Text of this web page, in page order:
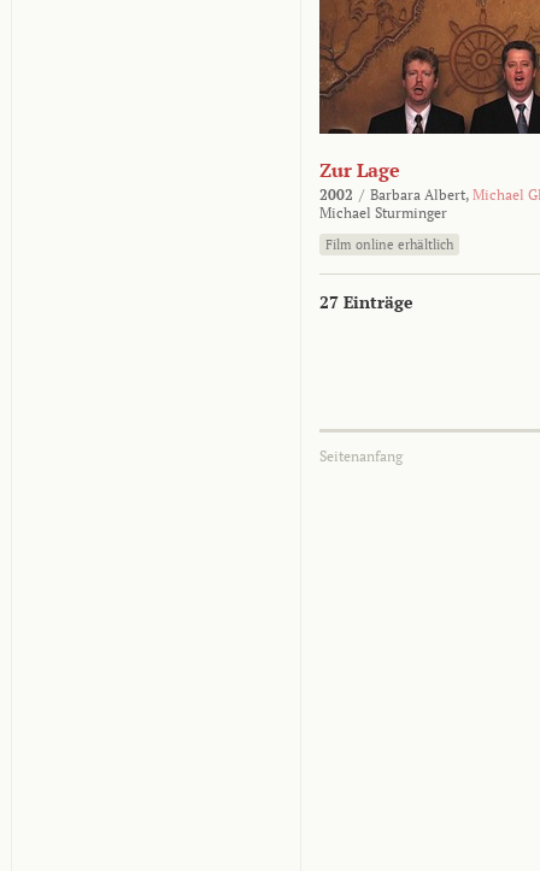
Zur Lage
2002 / Barbara Albert, Michael
Michael Sturminger
Film online erhältlich
27 Einträge
Seitenanfang